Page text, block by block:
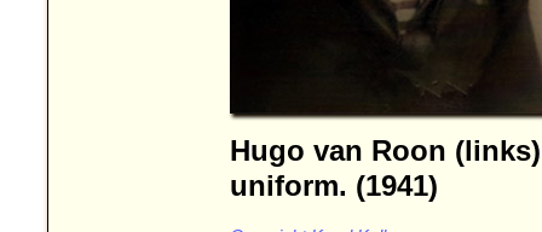
Hugo van Roon
uniform. (1941)